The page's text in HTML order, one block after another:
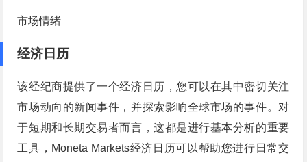
市场情绪
经济日历
该经纪商提供了一个经济日历，您可以在其中密切关注
市场动向的新闻事件，并探索影响全球市场的事件。对
于短期和长期交易者而言，这都是进行基本分析的重要
工具，Moneta Markets经济日历可以帮助您进行日常交